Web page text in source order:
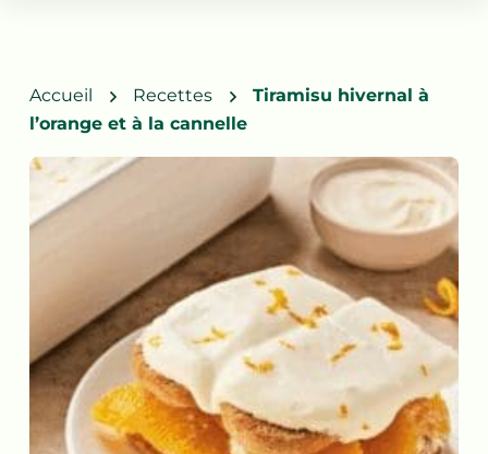
Accueil Recettes
Tiramisu hivernal à
l’orange et à la cannelle